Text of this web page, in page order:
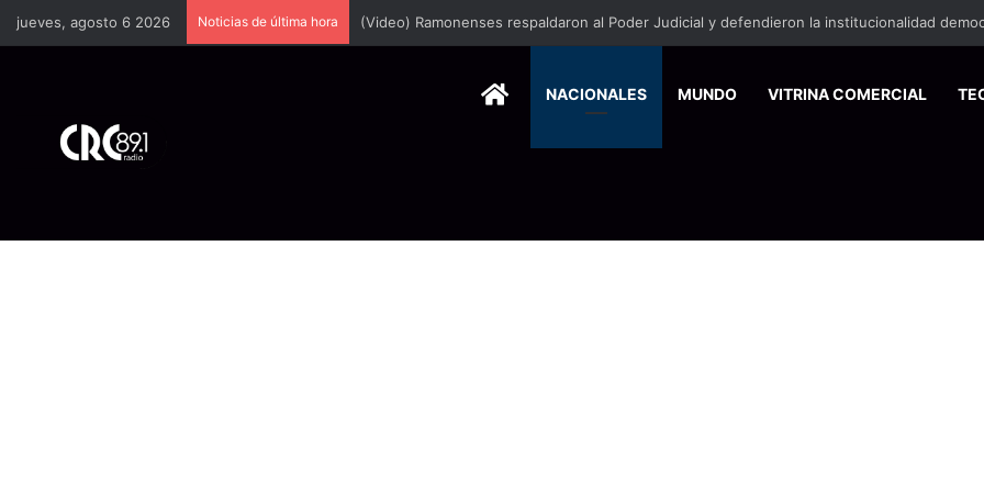
jueves, agosto 6 2026 Noticias de última hora
HOMENACIONALES MUNDO VITRINA COMERCIAL